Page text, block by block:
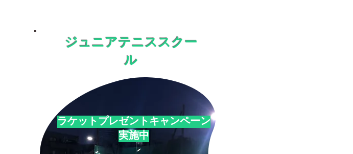
ジュニアテニススクー
ル
​ラケットプレゼントキャンペーン
実施中